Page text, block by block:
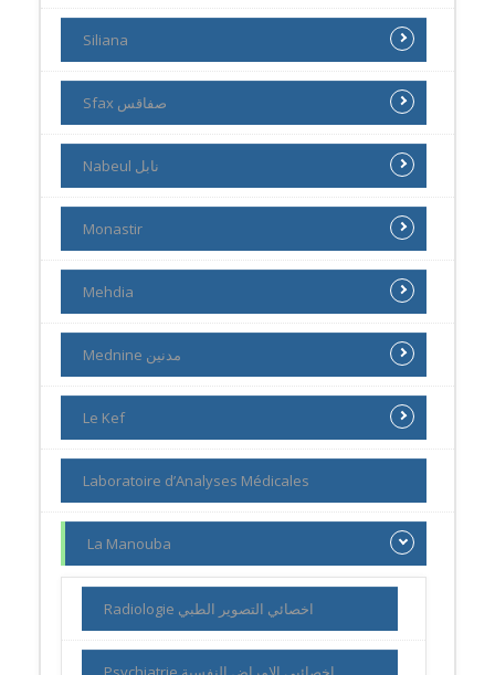
Siliana
Sfax صفاقس
Nabeul نابل
Monastir
Mehdia
Mednine مدنين
Le Kef
Laboratoire d’Analyses Médicales
La Manouba
Radiologie اخصائي التصوير الطبي